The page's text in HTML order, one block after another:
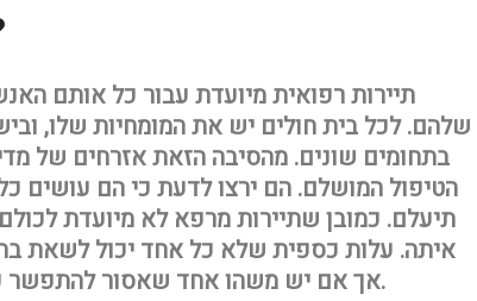
למי
תיירות רפואית מיועדת עבור כל אותם
שלהם. לכל בית חולים יש את המומחיות שלו,
בתחומים שונים. מהסיבה הזאת אזרחים של
הטיפול המושלם. הם ירצו לדעת כי הם עושים
תיעלם. כמובן שתיירות מרפא לא מיועדת
איתה. עלות כספית שלא כל אחד יכול לשאת
אך אם יש משהו אחד שאסור להתפשר עליו הוא הבריאות של כל אחד מאיתנו.